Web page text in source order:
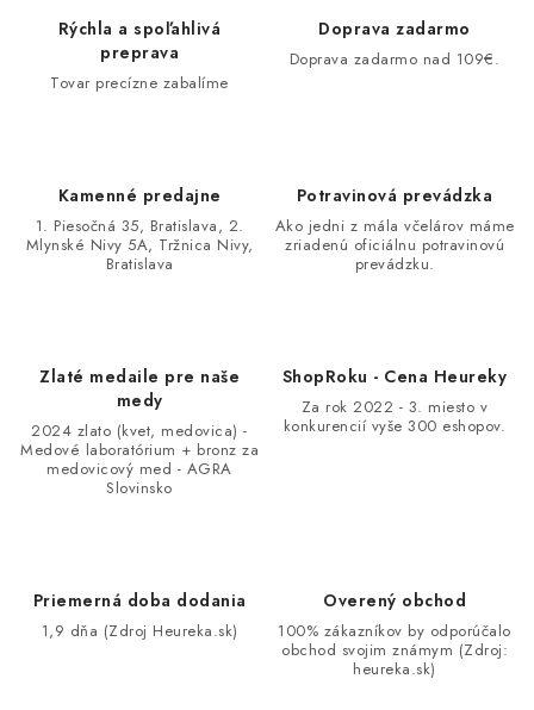
Rýchla a spoľahlivá
preprava
Tovar precízne zabalíme
Doprava zadarmo
Doprava zadarmo nad 109€.
Kamenné predajne
1. Piesočná 35, Bratislava, 2.
Mlynské Nivy 5A, Tržnica Nivy,
Bratislava
Potravinová prevádzka
Ako jedni z mála včelárov máme
zriadenú oficiálnu potravinovú
prevádzku.
Zlaté medaile pre naše
medy
2024 zlato (kvet, medovica) -
Medové laboratórium + bronz za
medovicový med - AGRA
Slovinsko
ShopRoku - Cena Heureky
Za rok 2022 - 3. miesto v
konkurencií vyše 300 eshopov.
Priemerná doba dodania
1,9 dňa (Zdroj Heureka.sk)
Overený obchod
100% zákazníkov by odporúčalo
obchod svojim známym (Zdroj:
heureka.sk)